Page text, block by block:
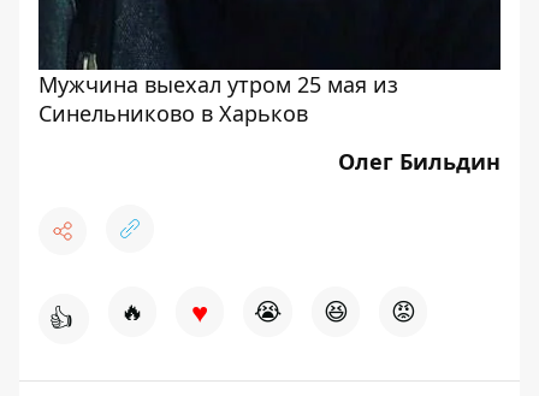
Мужчина выехал утром 25 мая из
Синельниково в Харьков
Олег Бильдин
👍 🔥 ♥ 😭 😆 😡